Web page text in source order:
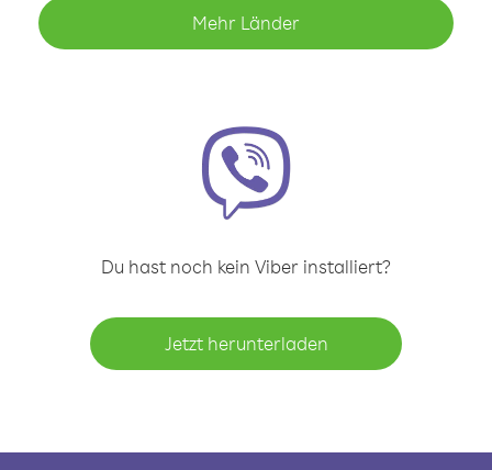
Mehr Länder
Du hast noch kein Viber installiert?
Jetzt herunterladen